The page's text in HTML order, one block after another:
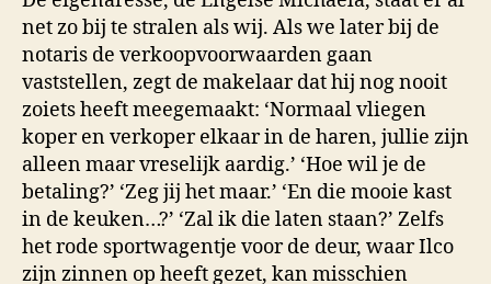
net zo bij te stralen als wij. Als we later bij de
notaris de verkoopvoorwaarden gaan
vaststellen, zegt de makelaar dat hij nog nooit
zoiets heeft meegemaakt: ‘Normaal vliegen
koper en verkoper elkaar in de haren, jullie zijn
alleen maar vreselijk aardig.’ ‘Hoe wil je de
betaling?’ ‘Zeg jij het maar.’ ‘En die mooie kast
in de keuken…?’ ‘Zal ik die laten staan?’ Zelfs
het rode sportwagentje voor de deur, waar Ilco
zijn zinnen op heeft gezet, kan misschien